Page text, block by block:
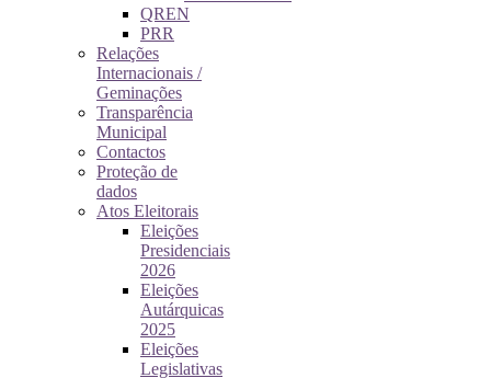
QREN
PRR
Relações
Internacionais /
Geminações
Transparência
Municipal
Contactos
Proteção de
dados
Atos Eleitorais
Eleições
Presidenciais
2026
Eleições
Autárquicas
2025
Eleições
Legislativas